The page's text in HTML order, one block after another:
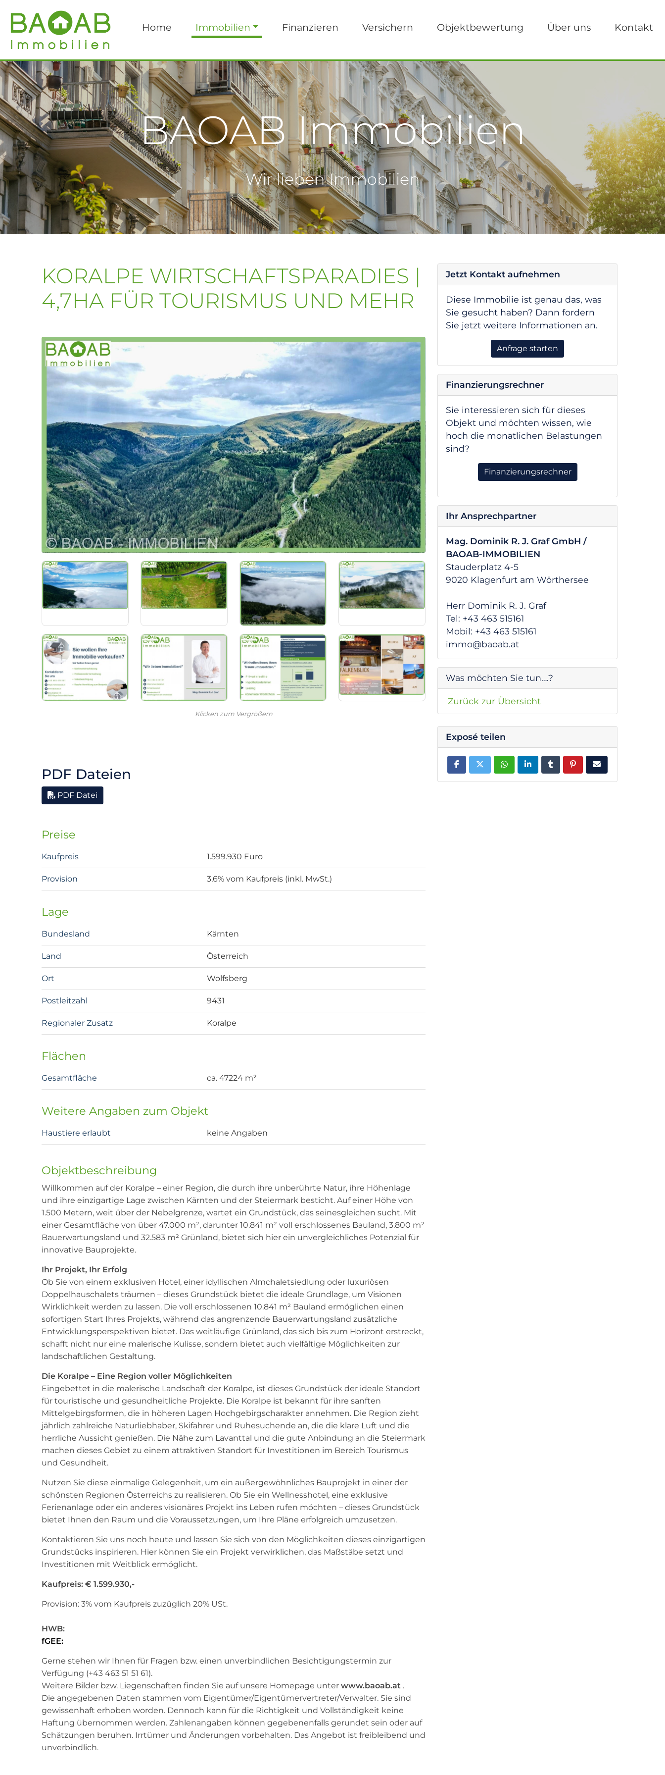
Home Immobilien Finanzieren Versichern Objektbewertung Über uns Kontakt
BAOAB Immobilien
Wir lieben Immobilien
KORALPE WIRTSCHAFTSPARADIES |
4,7HA FÜR TOURISMUS UND MEHR
Klicken zum Vergrößern
PDF Dateien
PDF Datei
Preise
Kaufpreis 1.599.930 Euro
Provision 3,6% vom Kaufpreis (inkl. MwSt.)
Lage
Bundesland Kärnten
Land Österreich
Ort Wolfsberg
Postleitzahl 9431
Regionaler Zusatz Koralpe
Flächen
Gesamtfläche ca. 47224 m²
Weitere Angaben zum Objekt
Haustiere erlaubt keine Angaben
Objektbeschreibung
Willkommen auf der Koralpe – einer Region, die durch ihre unberührte Natur, ihre Höhenlage
und ihre einzigartige Lage zwischen Kärnten und der Steiermark besticht. Auf einer Höhe von
1.500 Metern, weit über der Nebelgrenze, wartet ein Grundstück, das seinesgleichen sucht. Mit
einer Gesamtfläche von über 47.000 m², darunter 10.841 m² voll erschlossenes Bauland, 3.800 m²
Bauerwartungsland und 32.583 m² Grünland, bietet sich hier ein unvergleichliches Potenzial für
innovative Bauprojekte.
Ihr Projekt, Ihr Erfolg
Ob Sie von einem exklusiven Hotel, einer idyllischen Almchaletsiedlung oder luxuriösen
Doppelhauschalets träumen – dieses Grundstück bietet die ideale Grundlage, um Visionen
Wirklichkeit werden zu lassen. Die voll erschlossenen 10.841 m² Bauland ermöglichen einen
sofortigen Start Ihres Projekts, während das angrenzende Bauerwartungsland zusätzliche
Entwicklungsperspektiven bietet. Das weitläufige Grünland, das sich bis zum Horizont erstreckt,
schafft nicht nur eine malerische Kulisse, sondern bietet auch vielfältige Möglichkeiten zur
landschaftlichen Gestaltung.
Die Koralpe – Eine Region voller Möglichkeiten
Eingebettet in die malerische Landschaft der Koralpe, ist dieses Grundstück der ideale Standort
für touristische und gesundheitliche Projekte. Die Koralpe ist bekannt für ihre sanften
Mittelgebirgsformen, die in höheren Lagen Hochgebirgscharakter annehmen. Die Region zieht
jährlich zahlreiche Naturliebhaber, Skifahrer und Ruhesuchende an, die die klare Luft und die
herrliche Aussicht genießen. Die Nähe zum Lavanttal und die gute Anbindung an die Steiermark
machen dieses Gebiet zu einem attraktiven Standort für Investitionen im Bereich Tourismus
und Gesundheit.
Nutzen Sie diese einmalige Gelegenheit, um ein außergewöhnliches Bauprojekt in einer der
schönsten Regionen Österreichs zu realisieren. Ob Sie ein Wellnesshotel, eine exklusive
Ferienanlage oder ein anderes visionäres Projekt ins Leben rufen möchten – dieses Grundstück
bietet Ihnen den Raum und die Voraussetzungen, um Ihre Pläne erfolgreich umzusetzen.
Kontaktieren Sie uns noch heute und lassen Sie sich von den Möglichkeiten dieses einzigartigen
Grundstücks inspirieren. Hier können Sie ein Projekt verwirklichen, das Maßstäbe setzt und
Investitionen mit Weitblick ermöglicht.
Kaufpreis: € 1.599.930,-
Provision: 3% vom Kaufpreis zuzüglich 20% USt.
HWB:
fGEE:
Gerne stehen wir Ihnen für Fragen bzw. einen unverbindlichen Besichtigungstermin zur
Verfügung (+43 463 51 51 61).
Weitere Bilder bzw. Liegenschaften finden Sie auf unsere Homepage unter www.baoab.at .
Die angegebenen Daten stammen vom Eigentümer/Eigentümervertreter/Verwalter. Sie sind
gewissenhaft erhoben worden. Dennoch kann für die Richtigkeit und Vollständigkeit keine
Haftung übernommen werden. Zahlenangaben können gegebenenfalls gerundet sein oder auf
Schätzungen beruhen. Irrtümer und Änderungen vorbehalten. Das Angebot ist freibleibend und
unverbindlich.
Jetzt Kontakt aufnehmen
Diese Immobilie ist genau das, was
Sie gesucht haben? Dann fordern
Sie jetzt weitere Informationen an.
Anfrage starten
Finanzierungsrechner
Sie interessieren sich für dieses
Objekt und möchten wissen, wie
hoch die monatlichen Belastungen
sind?
Finanzierungsrechner
Ihr Ansprechpartner
Mag. Dominik R. J. Graf GmbH /
BAOAB-IMMOBILIEN
Stauderplatz 4-5
9020 Klagenfurt am Wörthersee
Herr Dominik R. J. Graf
Tel: +43 463 515161
Mobil: +43 463 515161
immo@baoab.at
Was möchten Sie tun….?
Zurück zur Übersicht
Exposé teilen